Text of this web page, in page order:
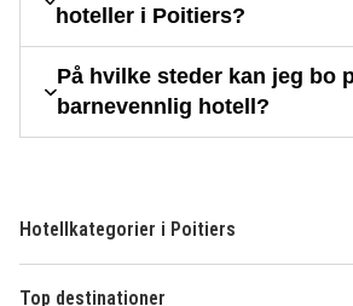
hoteller i Poitiers?
På hvilke steder kan jeg bo
barnevennlig hotell?
Hotellkategorier i Poitiers
Top destinationer